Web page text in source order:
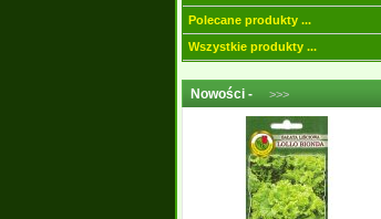
Polecane produkty ...
Wszystkie produkty ...
Nowości - >>>